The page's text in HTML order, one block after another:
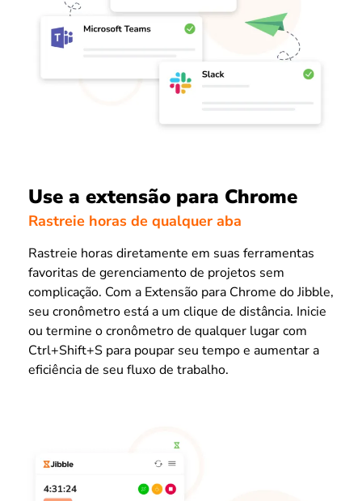
Use a extensão para Chrome
Rastreie horas de qualquer aba
Rastreie horas diretamente em suas ferramentas
favoritas de gerenciamento de projetos sem
complicação. Com a Extensão para Chrome do Jibble,
seu cronômetro está a um clique de distância. Inicie
ou termine o cronômetro de qualquer lugar com
Ctrl+Shift+S para poupar seu tempo e aumentar a
eficiência de seu fluxo de trabalho.